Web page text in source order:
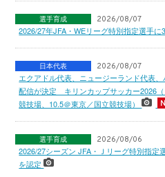
選手育成 2026/08/07
2026/27年JFA・WEリーグ特別指定選手
日本代表 2026/08/07
エクアドル代表、ニュージーランド代表
配信が決定 キリンカップサッカー2026
競技場、10.5＠東京／国立競技場）
選手育成 2026/08/06
2026/27シーズン JFA・Ｊリーグ特別指定
を認定